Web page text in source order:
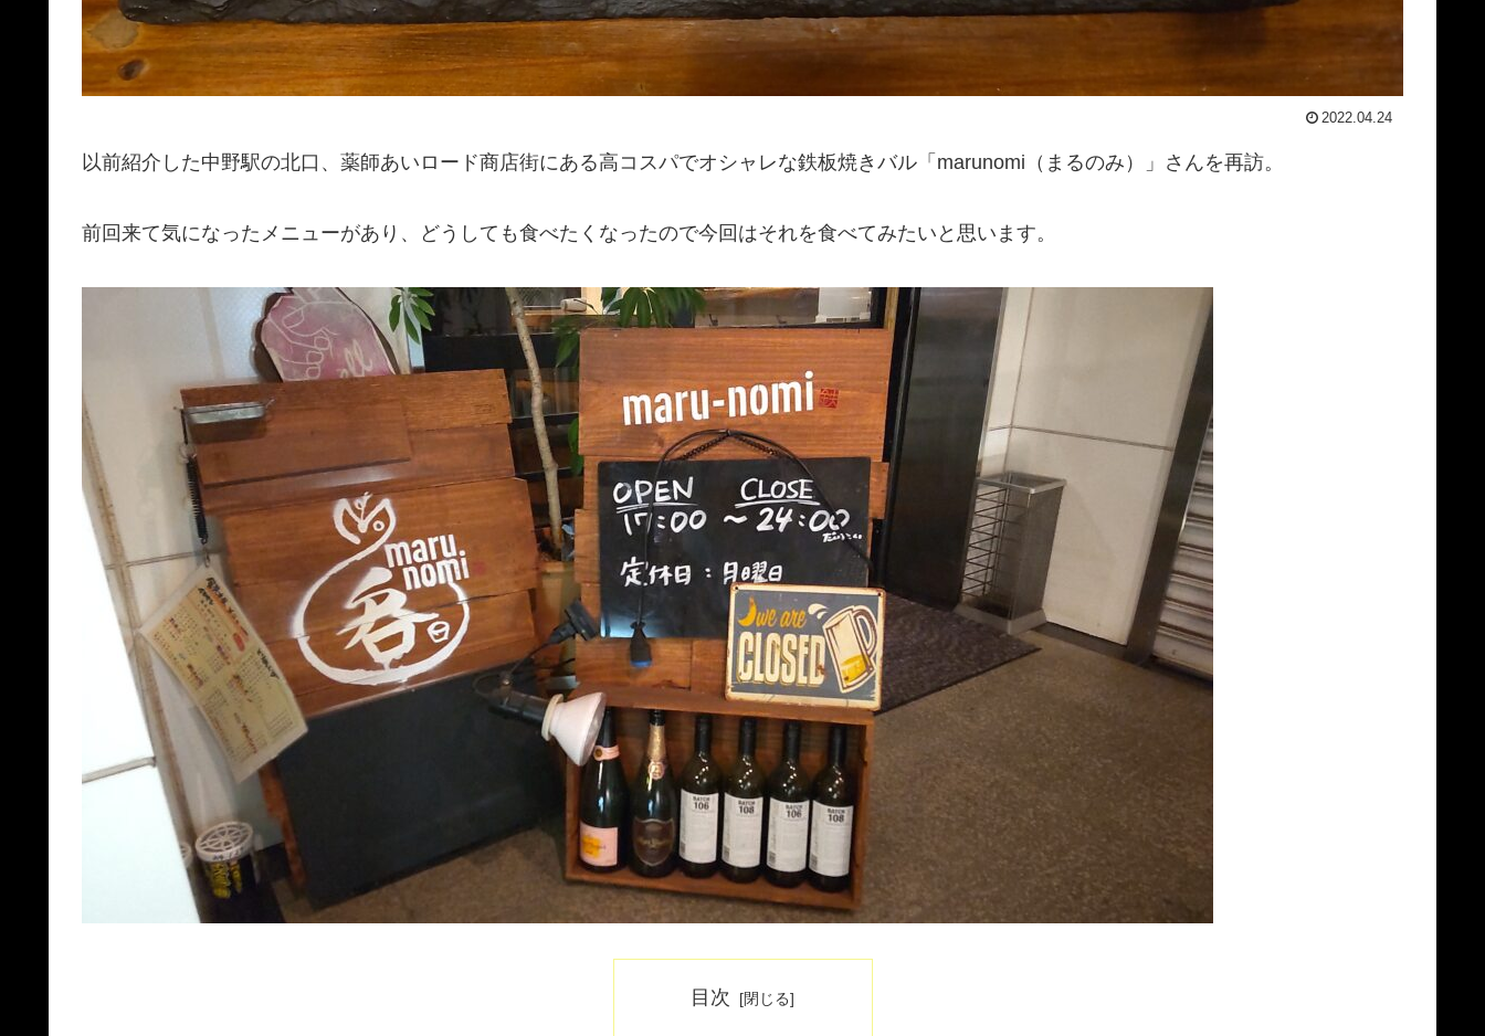
2022.04.24
以前紹介した中野駅の北口、薬師あいロード商店街にある高コスパでオシャレな鉄板焼きバル「marunomi（まるのみ）」さんを再訪。
前回来て気になったメニューがあり、どうしても食べたくなったので今回はそれを食べてみたいと思います。
目次